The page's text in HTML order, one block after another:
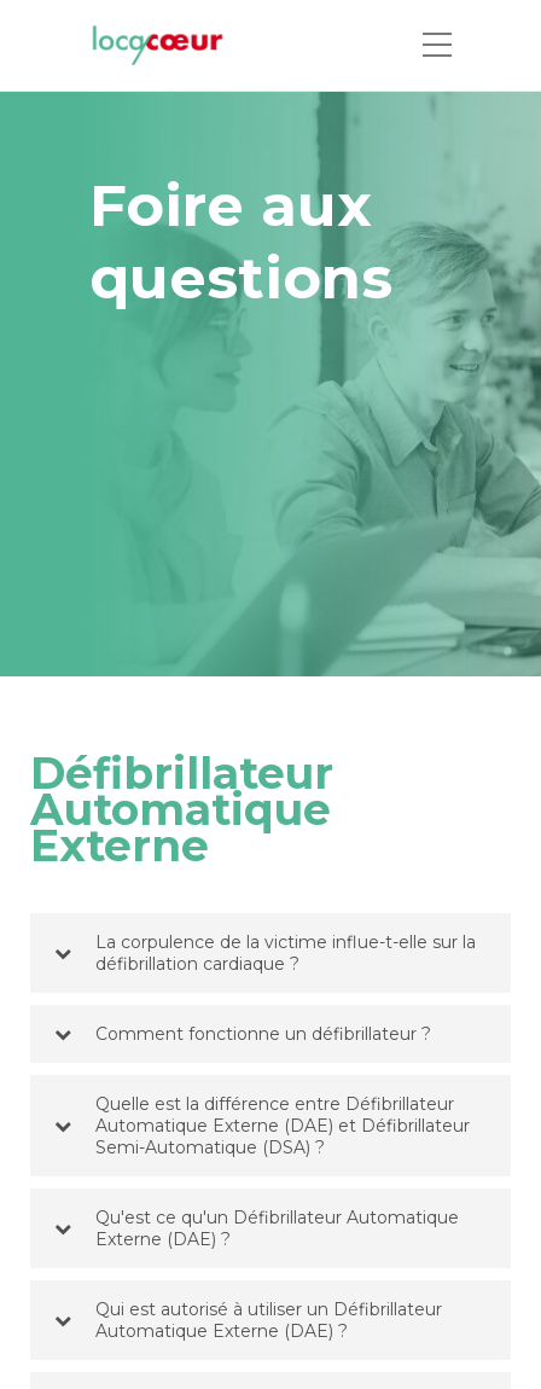
Foire aux
questions
Défibrillateur
Automatique
Externe
La corpulence de la victime influe-t-elle sur la
défibrillation cardiaque ?
Comment fonctionne un défibrillateur ?
Quelle est la différence entre Défibrillateur
Automatique Externe (DAE) et Défibrillateur
Semi-Automatique (DSA) ?
Qu'est ce qu'un Défibrillateur Automatique
Externe (DAE) ?
Qui est autorisé à utiliser un Défibrillateur
Automatique Externe (DAE) ?